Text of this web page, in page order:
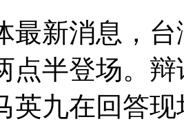
最新消息，台
点半登场。
英九在回答